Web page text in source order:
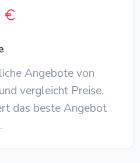
Angebote von
vergleicht Preise.
das beste Angebot